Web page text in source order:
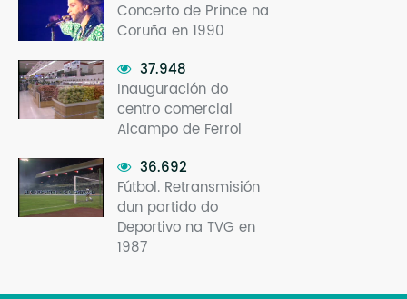
Concerto de Prince na
Coruña en 1990
37.948
Inauguración do
centro comercial
Alcampo de Ferrol
36.692
Fútbol. Retransmisión
dun partido do
Deportivo na TVG en
1987